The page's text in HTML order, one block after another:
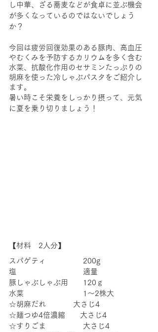
し中華、ざる蕎麦などが食卓に並ぶ機会
が多くなっているのではないでしょう
か？
今回は疲労回復効果のある豚肉、高血圧
やむくみを予防するカリウムを多く含む
水菜、抗酸化作用のセサミンたっぷりの
胡麻を使った冷しゃぶパスタをご紹介し
ます。
暑い時こそ栄養をしっかり摂って、元気
に夏を乗り切りましょう！
【材料　2人分】
スパゲティ　　　　　200g
塩　　　　　　　　　適量
豚しゃぶしゃぶ用　　120ｇ
水菜　　　　　　　　1～2株大
☆胡麻だれ        　大さじ4
☆麺つゆ4倍濃縮　　大さじ4
☆すりごま　　　　　大さじ4